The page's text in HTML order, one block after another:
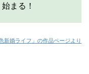
まる！
新婚ライフ」の作品ページより